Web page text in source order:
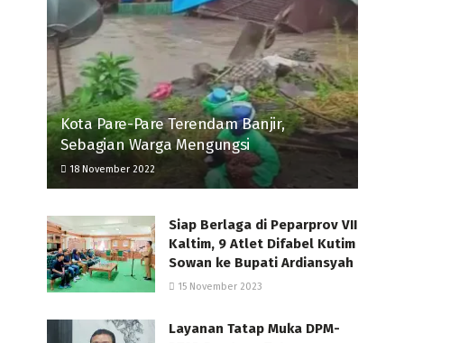
Kota Pare-Pare Terendam Banjir,
Sebagian Warga Mengungsi
18 November 2022
Siap Berlaga di Peparprov VII
Kaltim, 9 Atlet Difabel Kutim
Sowan ke Bupati Ardiansyah
15 November 2023
Layanan Tatap Muka DPM-